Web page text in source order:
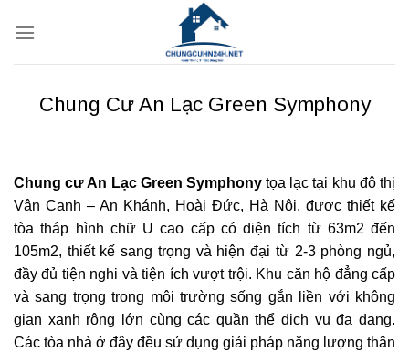
qua
Chung Cư An Lạc Green Symphony
Chung cư An Lạc Green Symphonytọa lạc tại khu đô thị
Vân Canh – An Khánh, Hoài Đức, Hà Nội, được thiết kế
tòa tháp hình chữ U cao cấp có diện tích từ 63m2 đến
105m2, thiết kế sang trọng và hiện đại từ 2-3 phòng ngủ,
đầy đủ tiện nghi và tiện ích vượt trội. Khu căn hộ đẳng cấp
và sang trọng trong môi trường sống gắn liền với không
gian xanh rộng lớn cùng các quần thể dịch vụ đa dạng.
Các tòa nhà ở đây đều sử dụng giải pháp năng lượng thân